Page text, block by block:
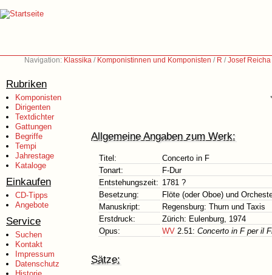
Navigation: Klassika / Komponistinnen und Komponisten / R /Josef
Rubriken
Komponisten
Dirigenten
Textdichter
Gattungen
Begriffe
Tempi
Jahrestage
Kataloge
Einkaufen
CD-Tipps
Angebote
Service
Suchen
Kontakt
Impressum
Datenschutz
Allgemeine Angaben zum Werk:
Titel:
Concerto in F
Tonart:
F-Dur
Entstehungszeit: 1781 ?
Besetzung:
Flöte (oder Oboe) und
Manuskript:
Regensburg: Thurn und Taxis
Erstdruck:
Zürich: Eulenburg, 1974
Opus:
WV 2.51: Concerto in F per il
Sätze: